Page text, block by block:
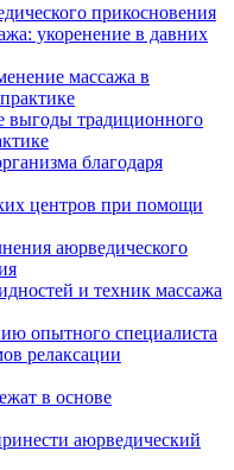
прикосновения
укоренение в давних
массажа в
выгоды традиционного
благодаря
центров при помощи
аюрведического
и техник массажа
опытного специалиста
релаксации
в основе
аюрведический